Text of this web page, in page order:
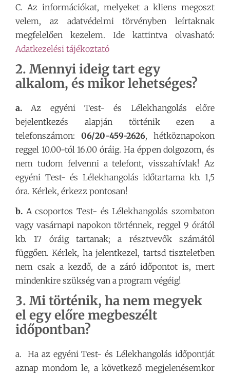
C. Az információkat, melyeket a kliens megoszt
velem, az adatvédelmi törvényben leírtaknak
megfelelően kezelem. Ide kattintva olvasható:
Adatkezelési tájékoztató
2. Mennyi ideig tart egy
alkalom, és mikor lehetséges?
a. Az egyéni Test- és Lélekhangolás előre
bejelentkezés alapján történik ezen a
telefonszámon: 06/20-459-2626, hétköznapokon
reggel 10.00-tól 16.00 óráig. Ha éppen dolgozom, és
nem tudom felvenni a telefont, visszahívlak! Az
egyéni Test- és Lélekhangolás időtartama kb. 1,5
óra. Kérlek, érkezz pontosan!
b. A csoportos Test- és Lélekhangolás szombaton
vagy vasárnapi napokon történnek, reggel 9 órától
kb. 17 óráig tartanak; a résztvevők számától
függően. Kérlek, ha jelentkezel, tartsd tiszteletben
nem csak a kezdő, de a záró időpontot is, mert
mindenkire szükség van a program végéig!
3. Mi történik, ha nem megyek
el egy előre megbeszélt
időpontban?
a. Ha az egyéni Test- és Lélekhangolás időpontját
aznap mondom le, a következő megjelenésemkor